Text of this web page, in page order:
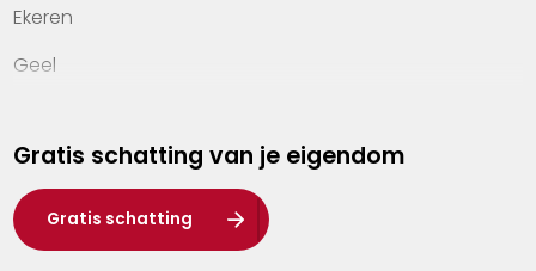
Ekeren
Geel
Hasselt
Heist-op-den-Berg
Herentals
Gratis schatting van je eigendom
Gratis schatting